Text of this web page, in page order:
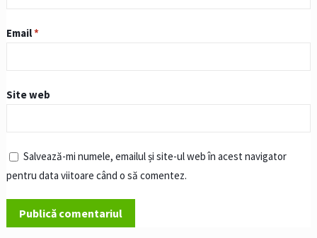
Email*
Site web
Salvează-mi numele, emailul și site-ul web în acest navigator
pentru data viitoare când o să comentez.